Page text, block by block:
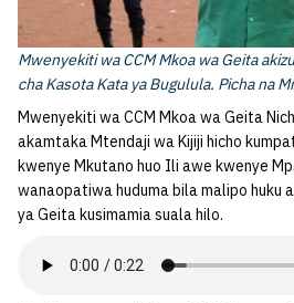
Mwenyekiti wa CCM Mkoa wa Geita
cha Kasota Kata ya Bugulula. Picha na
Mwenyekiti wa CCM Mkoa wa Geita
akamtaka Mtendaji wa Kijiji hicho
kwenye Mkutano huo Ili awe kwenye
wanaopatiwa huduma bila malipo huku
ya Geita kusimamia suala hilo.